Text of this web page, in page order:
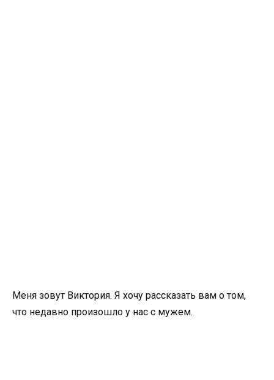
Меня зовут Виктория. Я хочу рассказать вам о том,
что недавно произошло у нас с мужем.